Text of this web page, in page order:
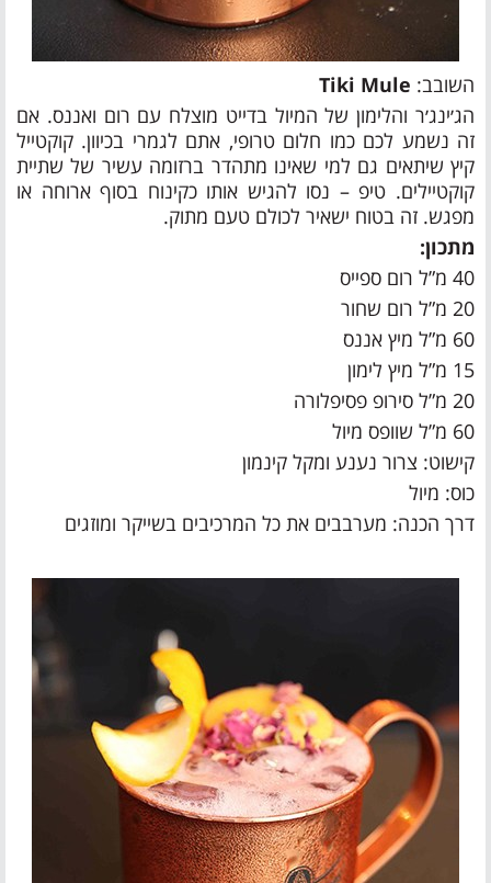
השובב: Tiki Mule
הג׳ינג׳ר והלימון של המיול בדייט מוצלח עם רום ואננס. אם
זה נשמע לכם כמו חלום טרופי, אתם לגמרי בכיוון. קוקטייל
קיץ שיתאים גם למי שאינו מתהדר ברזומה עשיר של שתיית
קוקטיילים. טיפ – נסו להגיש אותו כקינוח בסוף ארוחה או
מפגש. זה בטוח ישאיר לכולם טעם מתוק.
מתכון:
40 מ”ל רום ספייס
20 מ”ל רום שחור
60 מ”ל מיץ אננס
15 מ”ל מיץ לימון
20 מ”ל סירופ פסיפלורה
60 מ”ל שוופס מיול
קישוט: צרור נענע ומקל קינמון
כוס: מיול
דרך הכנה: מערבבים את כל המרכיבים בשייקר ומוזגים